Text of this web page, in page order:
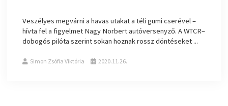
Veszélyes megvárni a havas utakat a téli gumi cserével –
hívta fel a figyelmet Nagy Norbert autóversenyző. A WTCR–
dobogós pilóta szerint sokan hoznak rossz döntéseket ...
Simon Zsófia Viktória 2020.11.26.